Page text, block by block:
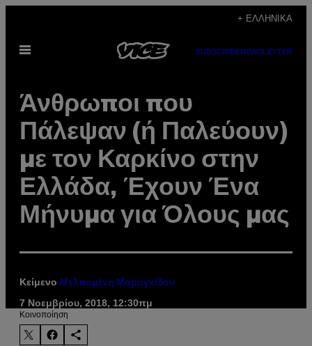
περιεχόμενο
+ ΕΛΛΗΝΙΚΆ
Ανοίξτε
SUBSCRIBENEWSLETTER
Άνθρωποι που
Πάλεψαν (ή Παλεύουν)
με τον Καρκίνο στην
Ελλάδα, Έχουν Ένα
Μήνυμα για Όλους μας
Κείμενο Μελπομένη Μαραγκίδου
7 Νοεμβρίου, 2018, 12:30πμ
Kοινοποίηση